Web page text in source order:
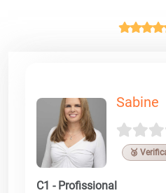
Sabine
🥉
C1 - Profissional